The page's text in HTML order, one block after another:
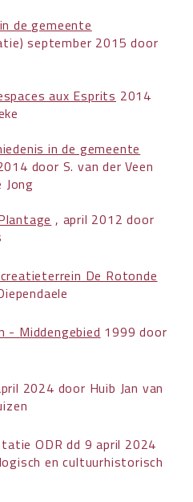
de gemeente
september 2015 door
aux Esprits 2014
in de gemeente
door S. van der Veen
Jong
, april 2012 door
De Rotonde
- Middengebied 1999 door
2024 door Huib Jan van
ODR dd 9 april 2024
en cultuurhistorisch